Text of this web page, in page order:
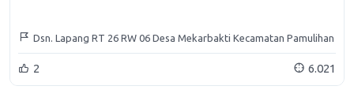
Dsn. Lapang RT 26 RW 06 Desa Mekarbakti Kecamatan Pamulihan
Sumedang 45362
2 6.021